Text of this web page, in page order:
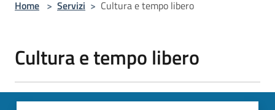
Home > Servizi > Cultura e tempo libero
Cultura e tempo libero